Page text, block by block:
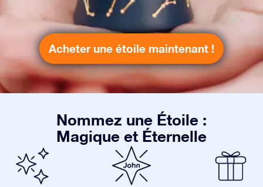
Acheter une étoile maintenant !
Nommez une Étoile :
Magique et Éternelle